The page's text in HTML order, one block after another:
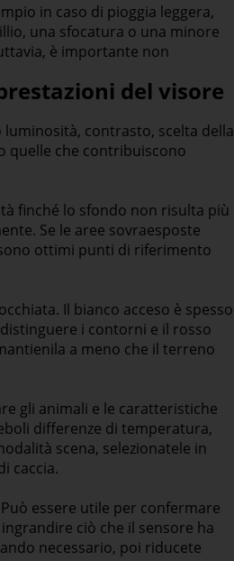
in caso di pioggia leggera,
una sfocatura o una minore
è importante non
del visore
contrasto, scelta della
quelle che contribuiscono
finché lo sfondo non risulta più
Se le aree sovraesposte
ottimi punti di riferimento
Il bianco acceso è spesso
i contorni e il rosso
a meno che il terreno
gli animali e le caratteristiche
differenze di temperatura,
scena, selezionatele in
caccia.
essere utile per confermare
ciò che il sensore ha
necessario, poi riducete